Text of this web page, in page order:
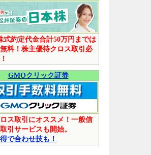
式約定代金合計50万円までは
料！株主優待クロス取引必
GMOクリック証券
ス取引にオススメ！一般信
引サービスも開始。
で合わせ技も！